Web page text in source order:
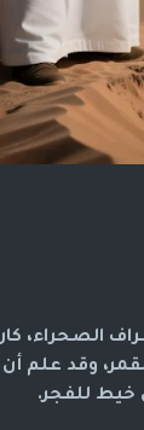
الصحراء،
وقد علم أن
خيط للفجر.